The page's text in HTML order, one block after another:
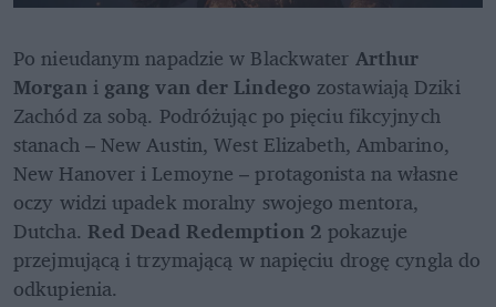
Po nieudanym napadzie w Blackwater Arthur
Morgan i gang van der Lindego zostawiają Dziki
Zachód za sobą. Podróżując po pięciu fikcyjnych
stanach – New Austin, West Elizabeth, Ambarino,
New Hanover i Lemoyne – protagonista na własne
oczy widzi upadek moralny swojego mentora,
Dutcha. Red Dead Redemption 2 pokazuje
przejmującą i trzymającą w napięciu drogę cyngla do
odkupienia.